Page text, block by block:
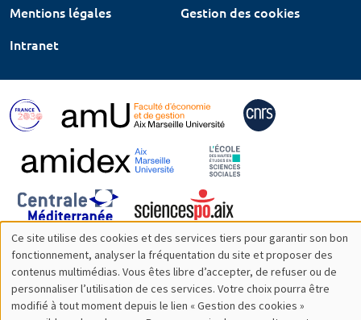
Mentions légales
Gestion des cookies
Intranet
Utilisation
des
Ce site utilise des cookies et des services tiers pour garantir son bon
fonctionnement, analyser la fréquentation du site et proposer des
contenus multimédias. Vous êtes libre d’accepter, de refuser ou de
personnaliser l’utilisation de ces services. Votre choix pourra être
modifié à tout moment depuis le lien « Gestion des cookies »